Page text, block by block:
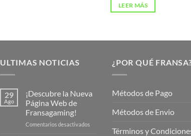
LEER MÁS
ULTIMAS NOTICIAS
29
Ago
¡Descubre la Nueva
Página Web de
Fransagaming!
Comentarios desactivados
¿POR QUÉ
Métodos de Pago
Métodos de Envio
Términos y